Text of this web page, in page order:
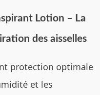
Lotion – La
des aisselles
protection optimale
et les